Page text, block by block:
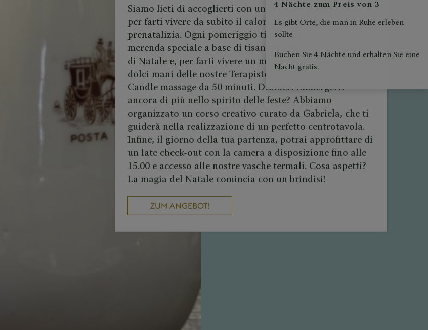
Siamo lieti di accoglierti con un brindisi di benvenuto,
per farti vivere da subito il calore dell’atmosfera
prenatalizia. Ogni pomeriggio ti aspettiamo per una
merenda speciale a base di tisane aromatiche e dolcetti
di Natale e, per farti vivere un momento di puro relax, le
dolci mani delle nostre Terapiste ti coccoleranno con un
Candle massage da 50 minuti. Desideri immergerti
ancora di più nello spirito delle feste? Abbiamo
organizzato un corso creativo curato da Gabriela, che ti
guiderà nella realizzazione di un perfetto centrotavola.
Infine, il giorno della tua partenza, potrai approfittare di
un late check-out con la camera a disposizione fino alle
15.00 e accesso alle nostre vasche termali. Cosa aspetti?
La magia del Natale comincia con un brindisi!
ZUM ANGEBOT!
4 Nächte zum Preis von 3
Es gibt Orte, die man in Ruhe erleben
sollte
Buchen Sie 4 Nächte und erhalten Sie eine
Nacht gratis.